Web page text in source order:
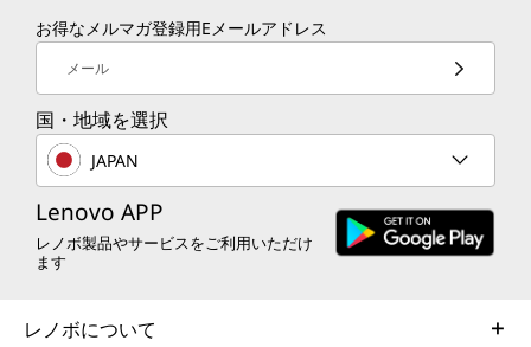
お得なメルマガ登録用Eメールアドレス
メール
国・地域を選択
JAPAN
Lenovo APP
レノボ製品やサービスをご利用いただけ
ます
レノボについて